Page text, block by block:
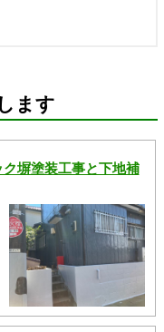
ます
塀塗装工事と下地補